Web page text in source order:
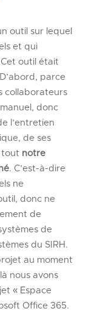
outil sur lequel
et qui
outil était
parce
collaborateurs
donc
l’entretien
de ses
tout notre
. C’est-à-dire
ne
donc ne
de
de
du SIRH.
au moment
nous avons
« Espace
Office 365.